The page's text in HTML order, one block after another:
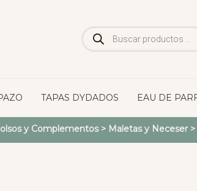
de
productos
TAPAS DYDADOS EAU DE
y Complementos> Maletas y Neceser>